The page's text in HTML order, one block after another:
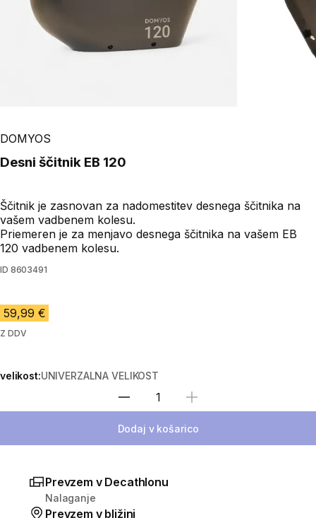
DOMYOS
Desni ščitnik EB 120
Ščitnik je zasnovan za nadomestitev desnega ščitnika na
vašem vadbenem kolesu.
Priemeren je za menjavo desnega ščitnika na vašem EB
120 vadbenem kolesu.
ID 8603491
59,99 €
Z DDV
velikost:UNIVERZALNA VELIKOST
Izberite količino
Dodaj v košarico
Prevzem v Decathlonu
Nalaganje
Prevzem v bližini